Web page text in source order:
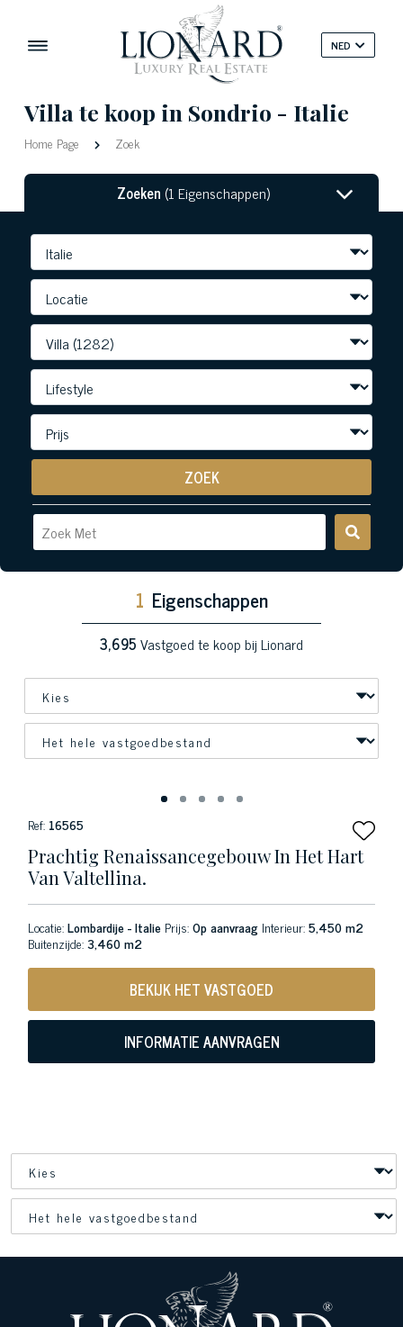
NED
Villa te koop in Sondrio - Italie
Home Page Zoek
Zoeken (1 Eigenschappen)
ZOEK
1 Eigenschappen
3,695Vastgoed te koop bij Lionard
Ref: 16565
Prachtig Renaissancegebouw In Het Hart
Van Valtellina.
Locatie:Lombardije - Italie Prijs:Op aanvraag Interieur:5,450 m2
Buitenzijde:3,460 m2
BEKIJK HET VASTGOED
INFORMATIE AANVRAGEN